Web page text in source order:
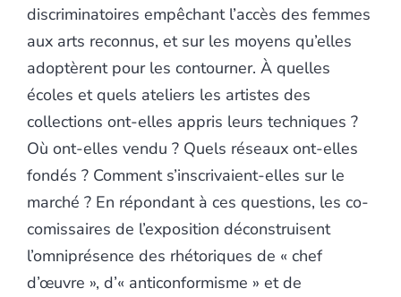
discriminatoires empêchant l’accès des femmes
aux arts reconnus, et sur les moyens qu’elles
adoptèrent pour les contourner. À quelles
écoles et quels ateliers les artistes des
collections ont-elles appris leurs techniques ?
Où ont-elles vendu ? Quels réseaux ont-elles
fondés ? Comment s’inscrivaient-elles sur le
marché ? En répondant à ces questions, les co-
comissaires de l’exposition déconstruisent
l’omniprésence des rhétoriques de « chef
d’œuvre », d’« anticonformisme » et de